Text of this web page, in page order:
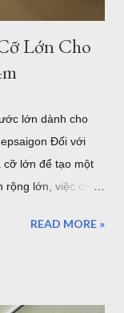
Lớn Cho
lớn dành cho
Đối với
cỡ lớn để tạo một
lớn, việc chọn
thất liền mạch,
READ MORE »